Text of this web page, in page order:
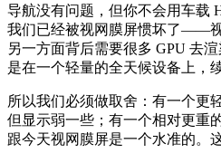
导航没有问题，但你不会用车载
我们已经被视网膜屏惯坏了——
另一方面背后需要很多 GPU 去
是在一个轻量的全天候设备上，
所以我们必须做取舍：有一个更
但显示弱一些；有一个相对更重
跟今天视网膜屏是一个水准的。